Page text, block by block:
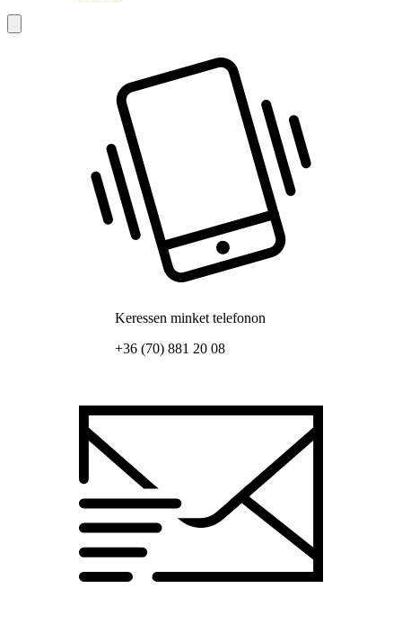
Keressen minket telefonon
+36 (70) 881 20 08